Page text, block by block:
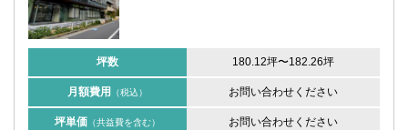
坪数 180.12坪〜182.26坪
月額費用 （税込） お問い合わせください
坪単価 （共益費を含む） お問い合わせください